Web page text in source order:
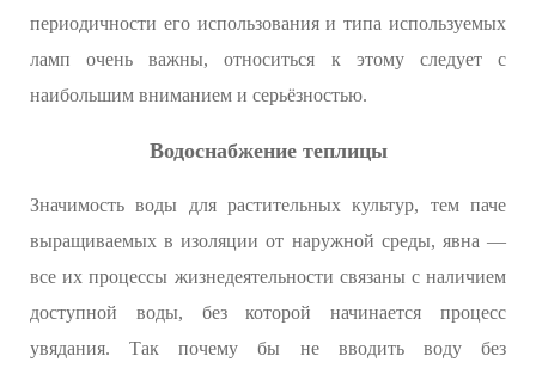
периодичности его использования и типа используемых
ламп очень важны, отнoситься к этому следует с
наибольшим вниманием и серьёзностью.
Водоснабжение теплицы
Значимость воды для растительных культур, тем паче
выращиваемых в изоляции от наружной среды, явна —
все их процессы жизнедеятельности связаны с наличием
доступной воды, без которой начинается процесс
увядания. Так почему бы не вводить воду без